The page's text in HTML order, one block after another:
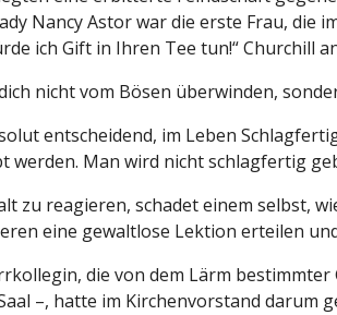
Nancy Astor war die erste Frau, die
ich Gift in Ihren Tee tun!“ Churchill
dich nicht vom Bösen überwinden,
entscheidend, im Leben
werden. Man wird nicht schlagfertig
zu reagieren, schadet einem selbst,
eine gewaltlose Lektion erteilen
die von dem Lärm
–, hatte im Kirchenvorstand darum